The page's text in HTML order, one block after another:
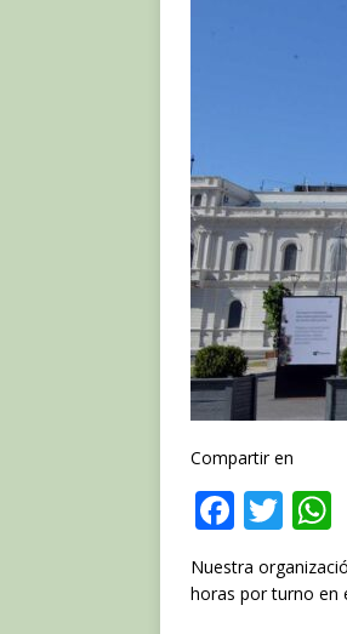
Compartir en
F
c
T
w
it
h
Nuestra
horas por turno en